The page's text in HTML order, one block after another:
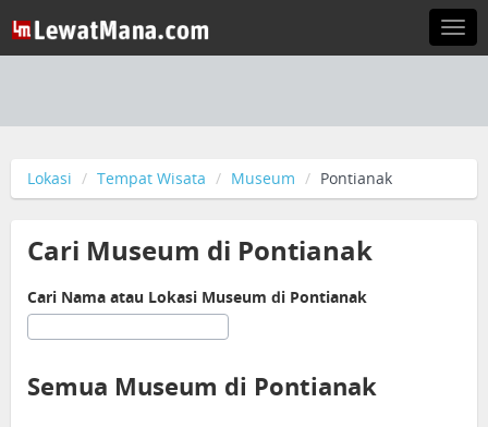
Lokasi Tempat Wisata Museum Pontianak
Cari Museum di Pontianak
Cari Nama atau Lokasi Museum di Pontianak
Semua Museum di Pontianak